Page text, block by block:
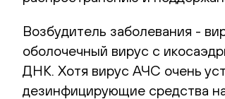
Возбудитель заболевания -
оболочечный вирус с
ДНК. Хотя вирус АЧС очень
дезинфицирующие средства